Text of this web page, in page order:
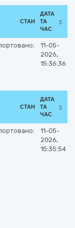
СТАН
ДАТА
ТА
ЧАС
11-05-
2026,
15:36:36
СТАН
ДАТА
ТА
ЧАС
11-05-
2026,
15:35:54